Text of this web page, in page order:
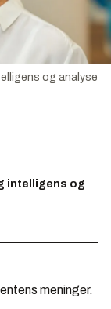
og analyse
intelligens og
meninger.